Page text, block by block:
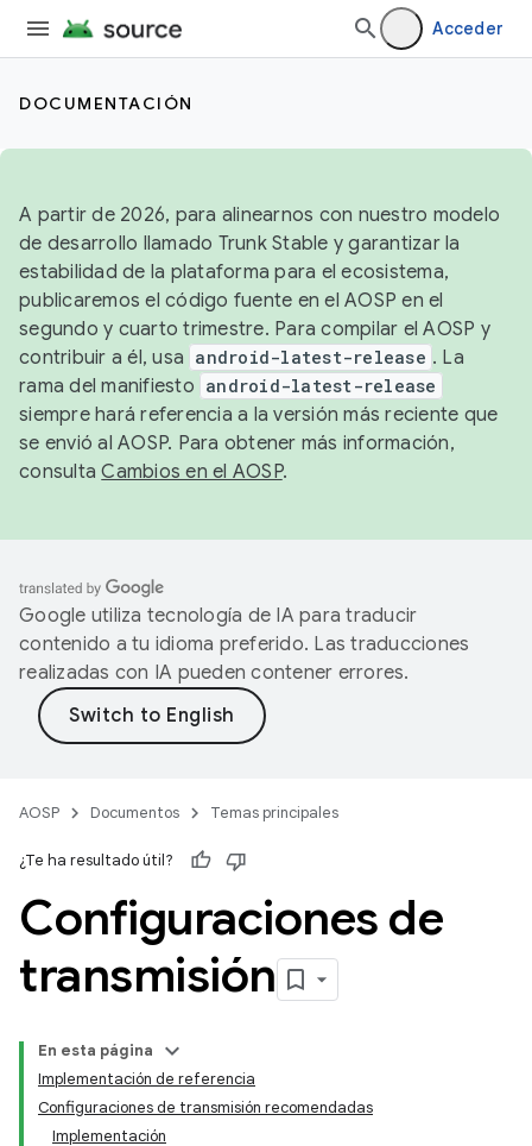
Acceder
DOCUMENTACIÓN
A partir de 2026, para alinearnos con nuestro modelo
de desarrollo llamado Trunk Stable y garantizar la
estabilidad de la plataforma para el ecosistema,
publicaremos el código fuente en el AOSP en el
segundo y cuarto trimestre. Para compilar el AOSP y
contribuir a él, usa android-latest-release . La
rama del manifiesto android-latest-release
siempre hará referencia a la versión más reciente que
se envió al AOSP. Para obtener más información,
consultaCambios en el AOSP.
Google utiliza tecnología de IA para traducir
contenido a tu idioma preferido. Las traducciones
realizadas con IA pueden contener errores.
AOSP Documentos Temas principales
¿Te ha resultado útil?
Configuraciones de
transmisión
En esta página
Implementación de referencia
Configuraciones de transmisión recomendadas
Implementación